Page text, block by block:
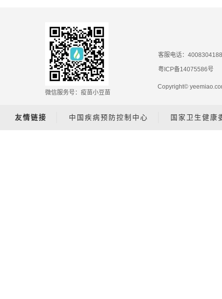
微信服务号：疫苗小豆苗
客服电话：4008304188
粤ICP备14075586号
Copyright©
友情链接 中国疾病预防控制中心 国家卫生健康